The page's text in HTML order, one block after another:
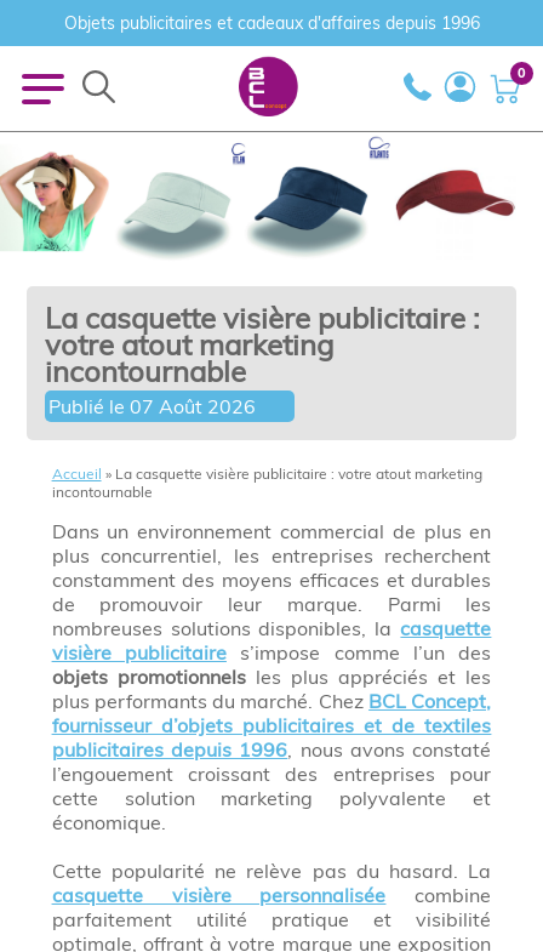
Objets publicitaires et cadeaux d'affaires depuis 1996
0
La casquette visière publicitaire :
votre atout marketing
incontournable
Publié le07 Août 2026
Accueil » La casquette visière publicitaire : votre atout marketing
incontournable
Dans un environnement commercial de plus en
plus concurrentiel, les entreprises recherchent
constamment des moyens efficaces et durables
de promouvoir leur marque. Parmi les
nombreuses solutions disponibles, lacasquette
visière publicitaires’impose comme l’un des
objets promotionnelsles plus appréciés et les
plus performants du marché. Chez BCL Concept,
fournisseur d’objets publicitaires et de textiles
publicitaires depuis 1996, nous avons constaté
l’engouement croissant des entreprises pour
cette solution marketing polyvalente et
économique.
Cette popularité ne relève pas du hasard. La
casquette visière personnalisée combine
parfaitement utilité pratique et visibilité
optimale, offrant à votre marque une exposition